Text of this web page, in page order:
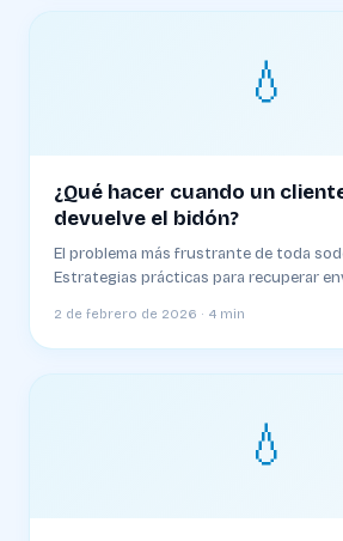
💧
¿Qué hacer cuando un
devuelve el bidón?
El problema más frustrante de toda
Estrategias prácticas para recuperar
2 de febrero de 2026 · 4 min
💧